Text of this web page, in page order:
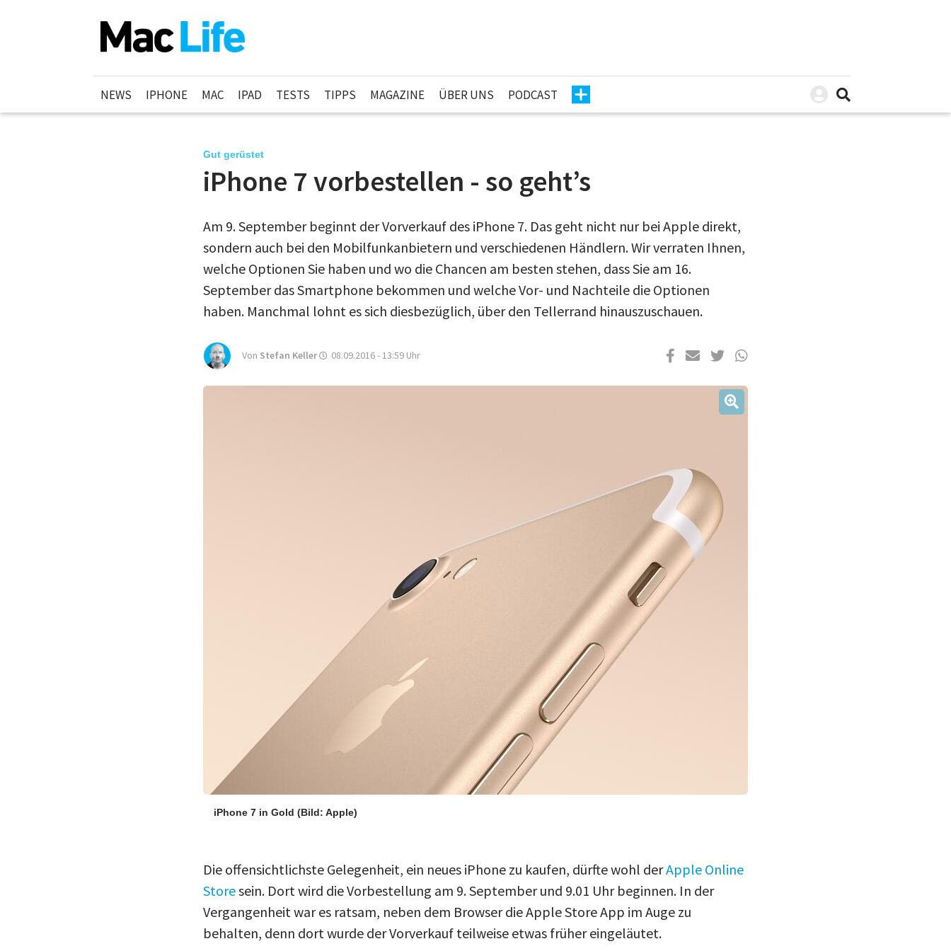
NEWS IPHONE MAC IPAD TESTS TIPPS MAGAZINE ÜBER UNS PODCAST
Gut gerüstet
iPhone 7 vorbestellen - so geht’s
Am 9. September beginnt der Vorverkauf des iPhone 7. Das geht nicht nur bei Apple direkt,
sondern auch bei den Mobilfunkanbietern und verschiedenen Händlern. Wir verraten Ihnen,
welche Optionen Sie haben und wo die Chancen am besten stehen, dass Sie am 16.
September das Smartphone bekommen und welche Vor- und Nachteile die Optionen
haben. Manchmal lohnt es sich diesbezüglich, über den Tellerrand hinauszuschauen.
Von Stefan Keller 08.09.2016 - 13:59 Uhr
iPhone 7 in Gold (Bild: Apple)
Die offensichtlichste Gelegenheit, ein neues iPhone zu kaufen, dürfte wohl derApple Online
Storesein. Dort wird die Vorbestellung am 9. September und 9.01 Uhr beginnen. In der
Vergangenheit war es ratsam, neben dem Browser die Apple Store App im Auge zu
behalten, denn dort wurde der Vorverkauf teilweise etwas früher eingeläutet.